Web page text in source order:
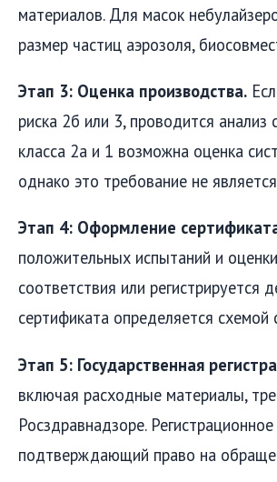
материалов. Для масок
размер частиц аэрозоля,
Этап 3: Оценка производства.
риска 2б или 3, проводится
класса 2а и 1 возможна оценка
однако это требование не
Этап 4: Оформление
положительных испытаний и
соответствия или регистрируется
сертификата определяется
Этап 5: Государственная
включая расходные материалы,
Росздравнадзоре.
подтверждающий право на